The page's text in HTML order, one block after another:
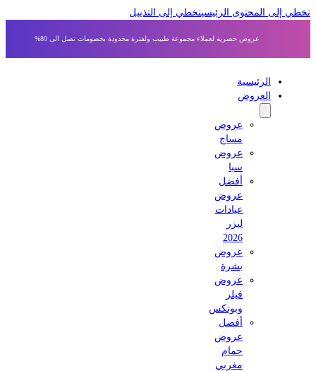
إلى المحتوى الرئيسي تخطي إلى التذييل
عروض حصرية لعملاء مجموعة طبيب ولفترة محدودة بخصومات تصل الى 80%
الرئيسية
العروض
عروض
مساج
عروض
أفضل
عروض
عيادات
2026
عروض
بشرة
عروض
وبوتكس
أفضل
عروض
حمام
مغربي